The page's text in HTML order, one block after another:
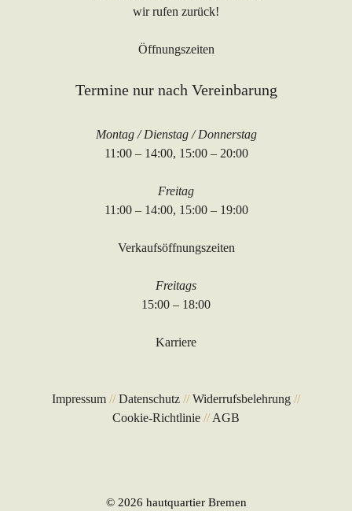
wir rufen zurück!
Öffnungszeiten
Termine nur nach Vereinbarung
Montag / Dienstag / Donnerstag
11:00 – 14:00, 15:00 – 20:00
Freitag
11:00 – 14:00, 15:00 – 19:00
Verkaufsöffnungszeiten
Freitags
15:00 – 18:00
Karriere
Impressum //Datenschutz //Widerrufsbelehrung //
Cookie-Richtlinie //AGB
© 2026 hautquartier Bremen